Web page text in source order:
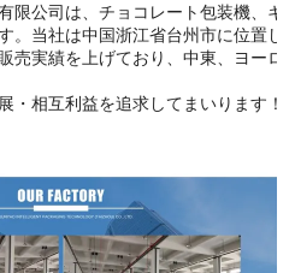
限公司は、チョコレート包装機、
。当社は中国浙江省台州市に位置
売実績を上げており、中東、ヨー
・相互利益を追求してまいります！